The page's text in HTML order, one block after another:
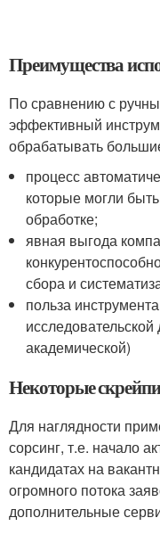
Преимущества
По сравнению с
эффективный
обрабатывать
процесс
которые могли
обработке;
явная выгода
сбора и
польза
академической)
Некоторые
Для наглядности
сорсинг, т.е. начало
кандидатах на
огромного потока
дополнительные